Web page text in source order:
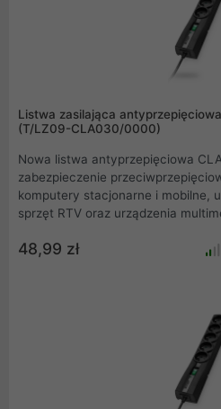
Listwa zasilająca
(T/LZ09-CLA030/0000)
Nowa listwa antyprzepięciowa
zabezpieczenie
komputery stacjonarne i mobilne,
48,99 zł